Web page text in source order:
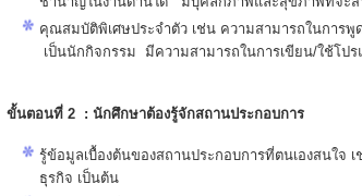
คุณสมบัติพิเศษประจำตัว เช่น ความสามารถในการ
เป็นนักกิจกรรม มีความสามารถในการเขียน/ใช้โปร
ขั้นตอนที่ 2 : นักศึกษาต้องรู้จักสถานประกอบการ
รู้ข้อมูลเบื้องต้นของสถานประกอบการที่ตนเองสนใ
ธุรกิจ เป็นต้น